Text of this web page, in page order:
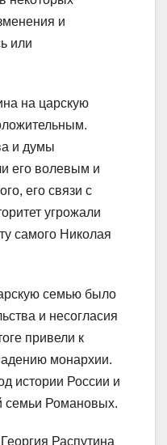
и
или
на царскую
и думы
его волевым и
его связи с
угрожали
самого Николая
семью было
и несогласия
привели к
монархии.
истории России и
семьи Романовых.
Распутина